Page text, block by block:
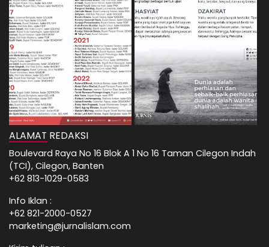
ALAMAT REDAKSI
Boulevard Raya No 16 Blok A 1 No 16 Taman Cilegon Indah
(TCI), Cilegon, Banten
+62 813-1029-0583
Info Iklan :
+62 821-2000-0527
marketing@jurnalislam.com